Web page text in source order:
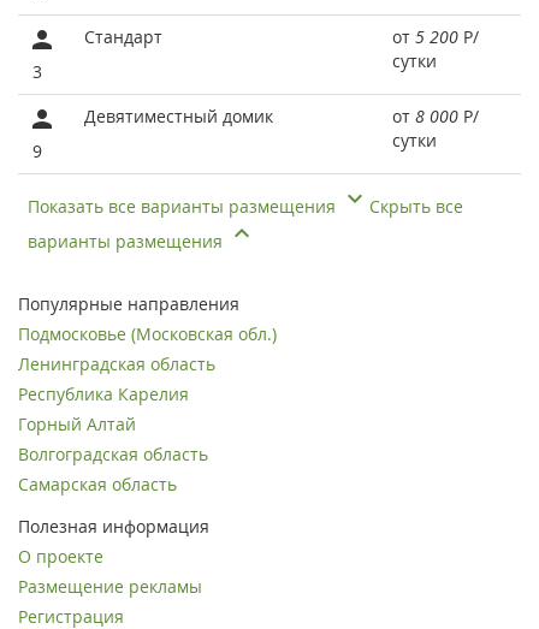
3
Стандарт от 5 200 Р/
сутки
9
Девятиместный домик от 8 000 Р/
сутки
Показать все варианты размещения
Скрыть все
варианты размещения
Популярные направления
Подмосковье (Московская обл.)
Ленинградская область
Республика Карелия
Горный Алтай
Волгоградская область
Самарская область
Полезная информация
О проекте
Размещение рекламы
Регистрация